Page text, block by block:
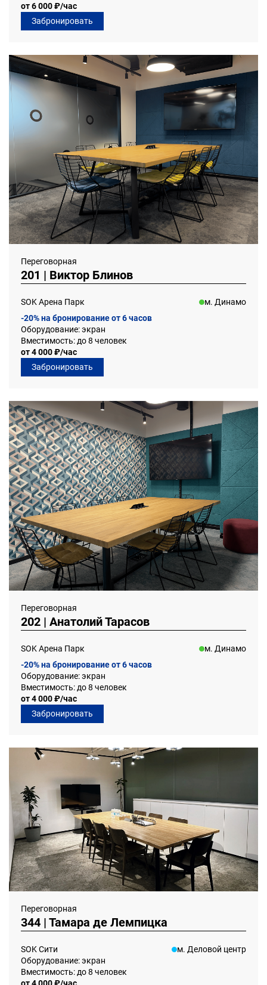
от 6 000 ₽/час
Забронировать
Переговорная
201 | Виктор Блинов
SOK Арена Парк
м. Динамо
-20% на бронирование от 6 часов
Оборудование: экран
Вместимость: до 8 человек
от 4 000 ₽/час
Забронировать
Переговорная
202 | Анатолий Тарасов
SOK Арена Парк
м. Динамо
-20% на бронирование от 6 часов
Оборудование: экран
Вместимость: до 8 человек
от 4 000 ₽/час
Забронировать
Переговорная
344 | Тамара де Лемпицка
SOK Сити
м. Деловой центр
Оборудование: экран
Вместимость: до 8 человек